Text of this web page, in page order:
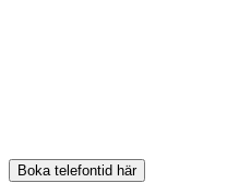
Boka telefontid här